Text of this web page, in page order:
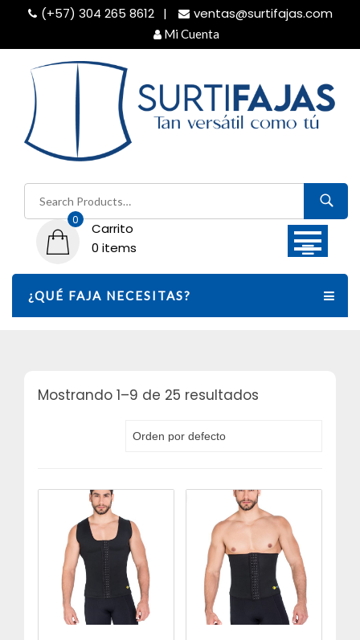
content
(+57) 304 265 8612 ventas@surtifajas.com
Mi Cuenta
Buscar
por:
0
Carrito
0 items
¿QUÉ FAJA NECESITAS?
Mostrando 1–9 de 25 resultados